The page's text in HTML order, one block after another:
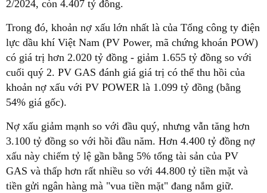
2/2024, còn 4.407 tỷ đồng.
Trong đó, khoản nợ xấu lớn nhất là của Tổng công ty điện
lực dầu khí Việt Nam (PV Power, mã chứng khoán POW)
có giá trị hơn 2.020 tỷ đồng - giảm 1.655 tỷ đồng so với
cuối quý 2. PV GAS đánh giá giá trị có thể thu hồi của
khoản nợ xấu với PV POWER là 1.099 tỷ đồng (bằng
54% giá gốc).
Nợ xấu giảm mạnh so với đầu quý, nhưng vẫn tăng hơn
3.100 tỷ đồng so với hồi đầu năm. Hơn 4.400 tỷ đồng nợ
xấu này chiếm tỷ lệ gần bằng 5% tổng tài sản của PV
GAS và thấp hơn rất nhiều so với 44.800 tỷ tiền mặt và
tiền gửi ngân hàng mà "vua tiền mặt" đang nắm giữ.